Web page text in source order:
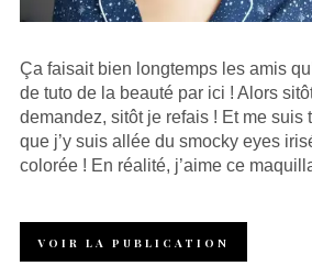
Ça faisait bien longtemps les amis
de tuto de la beauté par ici ! Alors
demandez, sitôt je refais ! Et me suis
que j’y suis allée du smocky eyes
colorée ! En réalité, j’aime ce
VOIR LA PUBLICATION